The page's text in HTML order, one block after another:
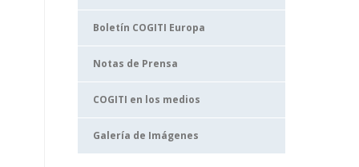
Boletín COGITI Europa
Notas de Prensa
COGITI en los medios
Galería de Imágenes